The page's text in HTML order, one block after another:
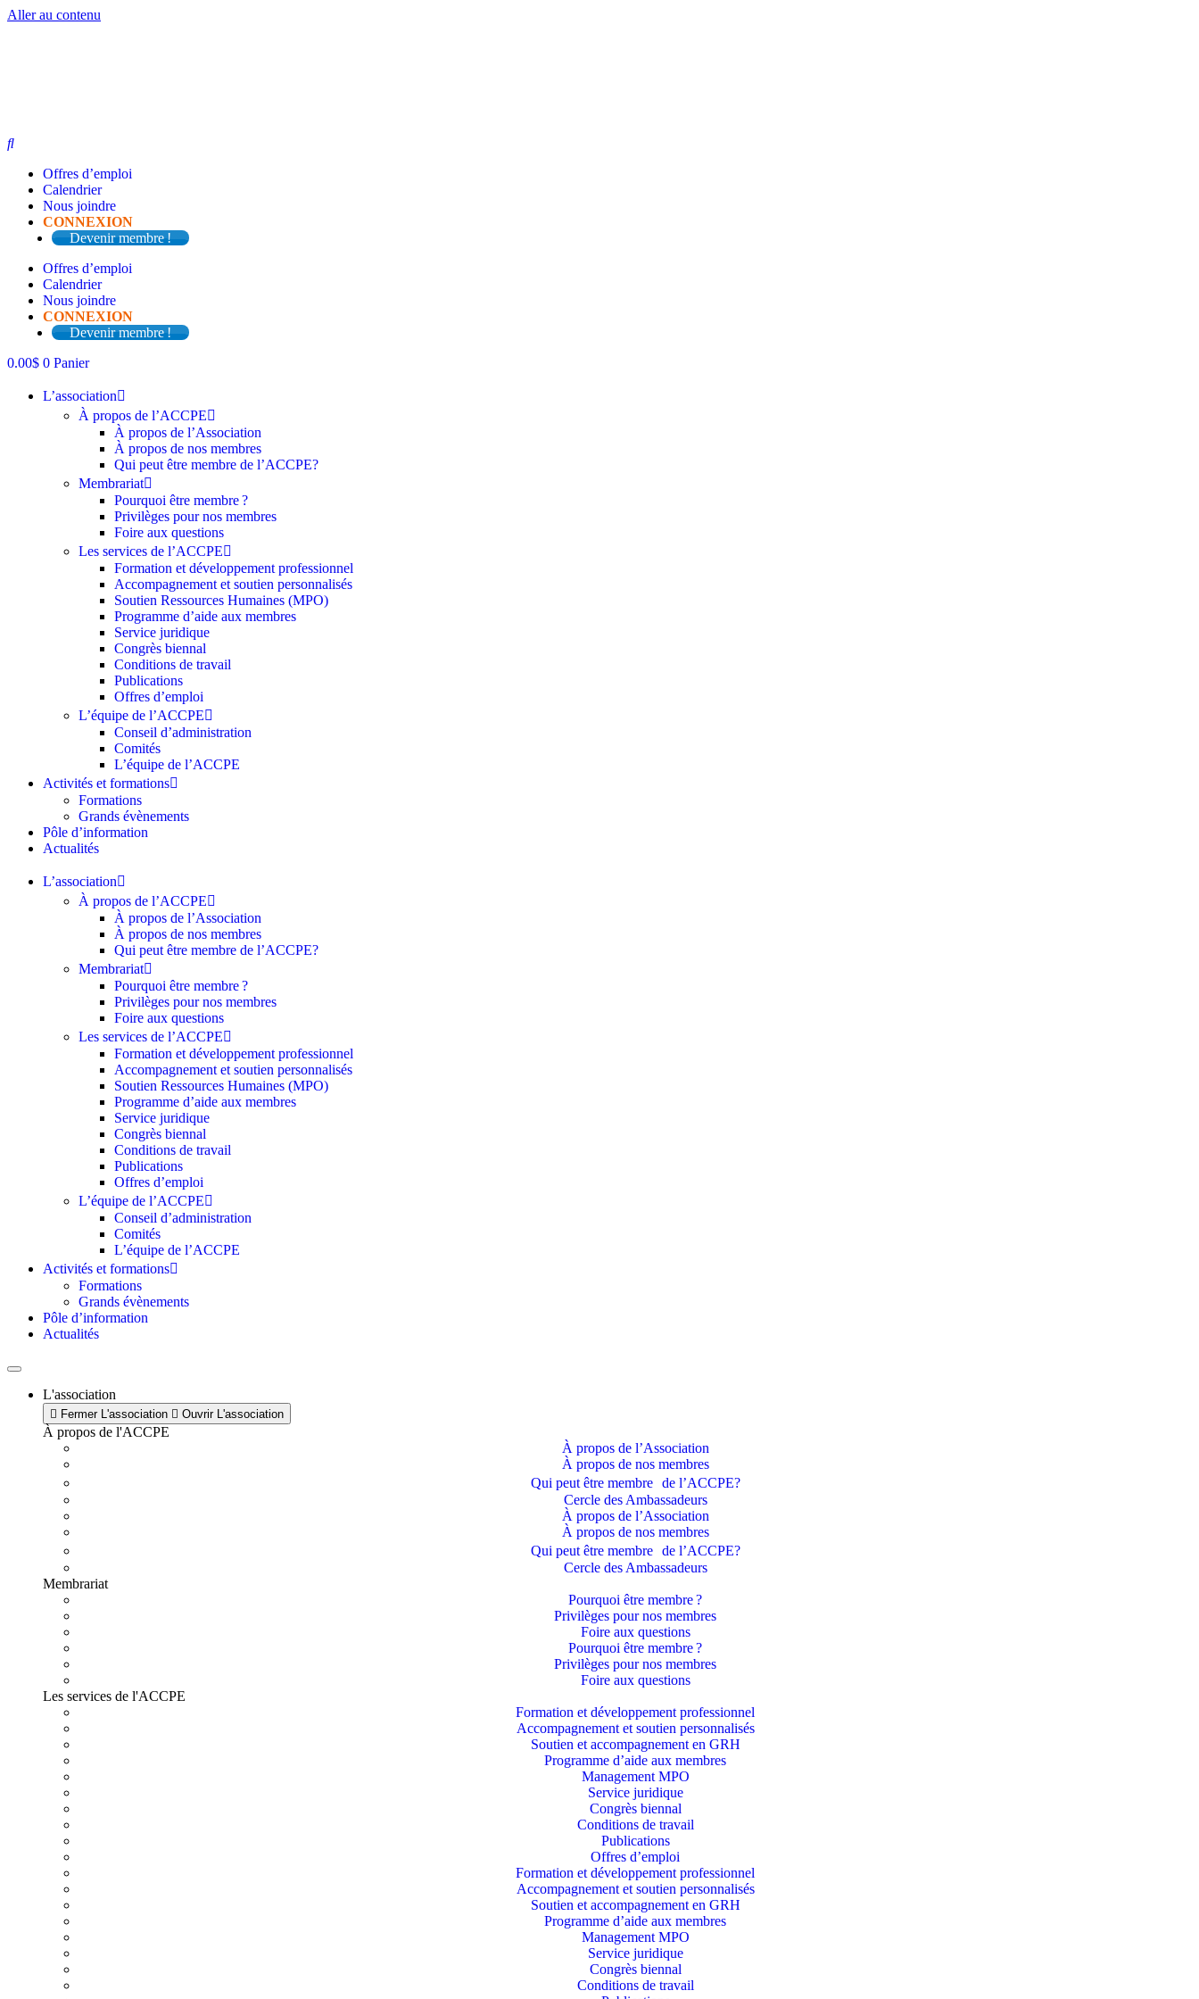
Aller au contenu
Offres d’emploi
Calendrier
Nous joindre
CONNEXION
Devenir membre !
Offres d’emploi
Calendrier
Nous joindre
CONNEXION
Devenir membre !
0.00$ 0 Panier
L’association
À propos de l’ACCPE
À propos de l’Association
À propos de nos membres
Qui peut être membre de l’ACCPE?
Membrariat
Pourquoi être membre ?​
Privilèges pour nos membres​
Foire aux questions
Les services de l’ACCPE
Formation et développement professionnel
Accompagnement et soutien personnalisés
Soutien Ressources Humaines (MPO)
Programme d’aide aux membres
Service juridique
Congrès biennal
Conditions de travail
Publications
Offres d’emploi
L’équipe de l’ACCPE
Conseil d’administration
Comités
L’équipe de l’ACCPE
Activités et formations
Formations
Grands évènements
Pôle d’information
Actualités
L’association
À propos de l’ACCPE
À propos de l’Association
À propos de nos membres
Qui peut être membre de l’ACCPE?
Membrariat
Pourquoi être membre ?​
Privilèges pour nos membres​
Foire aux questions
Les services de l’ACCPE
Formation et développement professionnel
Accompagnement et soutien personnalisés
Soutien Ressources Humaines (MPO)
Programme d’aide aux membres
Service juridique
Congrès biennal
Conditions de travail
Publications
Offres d’emploi
L’équipe de l’ACCPE
Conseil d’administration
Comités
L’équipe de l’ACCPE
Activités et formations
Formations
Grands évènements
Pôle d’information
Actualités
L'association
Fermer L'association Ouvrir L'association
À propos de l'ACCPE
À propos de l’Association
À propos de nos membres
Qui peut être membre de l’ACCPE?
Cercle des Ambassadeurs
À propos de l’Association
À propos de nos membres
Qui peut être membre de l’ACCPE?
Cercle des Ambassadeurs
Membrariat
Pourquoi être membre ?​
Privilèges pour nos membres​
Foire aux questions
Pourquoi être membre ?​
Privilèges pour nos membres​
Foire aux questions
Les services de l'ACCPE
Formation et développement professionnel
Accompagnement et soutien personnalisés
Soutien et accompagnement en GRH
Programme d’aide aux membres
Management MPO
Service juridique
Congrès biennal
Conditions de travail
Publications
Offres d’emploi
Formation et développement professionnel
Accompagnement et soutien personnalisés
Soutien et accompagnement en GRH
Programme d’aide aux membres
Management MPO
Service juridique
Congrès biennal
Conditions de travail